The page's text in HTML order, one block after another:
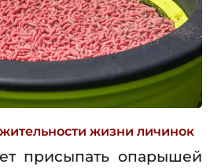
жизни личинок
присыпать опарышей